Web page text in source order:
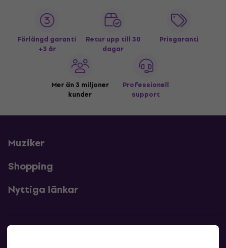
Förlängd garanti
+3 år
Retur upp till 30
dagar
Prisgaranti
Mer än 3 miljoner
kunder
Professionell
support
Muziker
Shopping
Nyttiga länkar